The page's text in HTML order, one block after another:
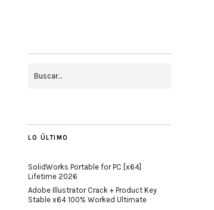
LO ÚLTIMO
SolidWorks Portable for PC [x64]
Lifetime 2026
Adobe Illustrator Crack + Product Key
Stable x64 100% Worked Ultimate